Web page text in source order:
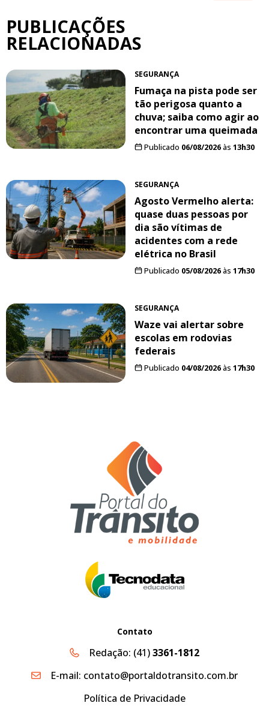
PUBLICAÇÕES
RELACIONADAS
SEGURANÇA
Fumaça na pista pode ser
tão perigosa quanto a
chuva; saiba como agir ao
encontrar uma queimada
Publicado 06/08/2026às 13h30
SEGURANÇA
Agosto Vermelho alerta:
quase duas pessoas por
dia são vítimas de
acidentes com a rede
elétrica no Brasil
Publicado 05/08/2026às 17h30
SEGURANÇA
Waze vai alertar sobre
escolas em rodovias
federais
Publicado 04/08/2026às 17h30
Contato
Redação: (41)3361-1812
E-mail: contato@portaldotransito.com.br
Política de Privacidade